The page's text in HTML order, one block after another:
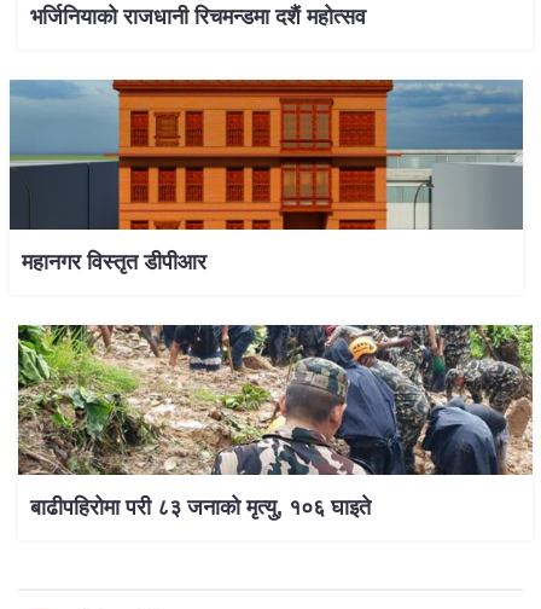
भर्जिनियाको राजधानी रिचमन्डमा दशैं महोत्सव
महानगर विस्तृत डीपीआर
बाढीपहिरोमा परी ८३ जनाको मृत्यु, १०६ घाइते